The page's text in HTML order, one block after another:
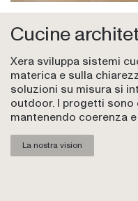
Cucine
Xera sviluppa sistemi
materica e sulla
soluzioni su misura si
outdoor. I progetti sono
mantenendo coerenza
La nostra vision